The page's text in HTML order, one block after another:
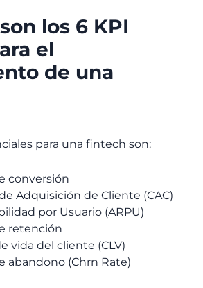
los 6 KPI
el
de una
para una fintech son:
conversión
Adquisición de Cliente (CAC)
por Usuario (ARPU)
retención
vida del cliente (CLV)
abandono (Chrn Rate)